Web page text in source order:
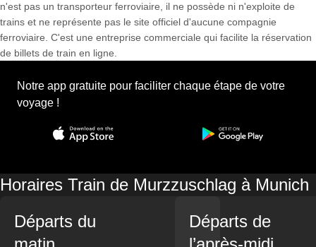
n'est pas un transporteur ferroviaire, il ne possède ni n'exploite de
trains et ne représente pas le site officiel d'aucune compagnie
ferroviaire. C'est une entreprise commerciale qui facilite la réservation
de billets de train en ligne.
Notre app gratuite pour faciliter chaque étape de votre
voyage !
Horaires Train de Murzzuschlag à Munich
Départs du
Départs de